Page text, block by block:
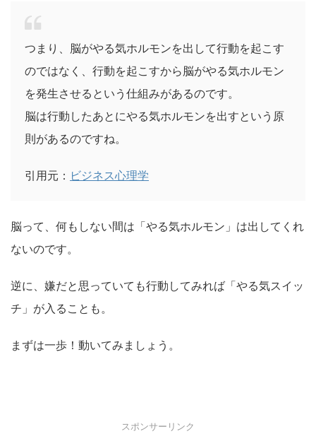
つまり、脳がやる気ホルモンを出して行動を起こす
のではなく、行動を起こすから脳がやる気ホルモン
を発生させるという仕組みがあるのです。
脳は行動したあとにやる気ホルモンを出すという原
則があるのですね。
引用元： ビジネス心理学
脳って、何もしない間は「やる気ホルモン」は出してくれ
ないのです。
逆に、嫌だと思っていても行動してみれば「やる気スイッ
チ」が入ることも。
まずは一歩！動いてみましょう。
スポンサーリンク